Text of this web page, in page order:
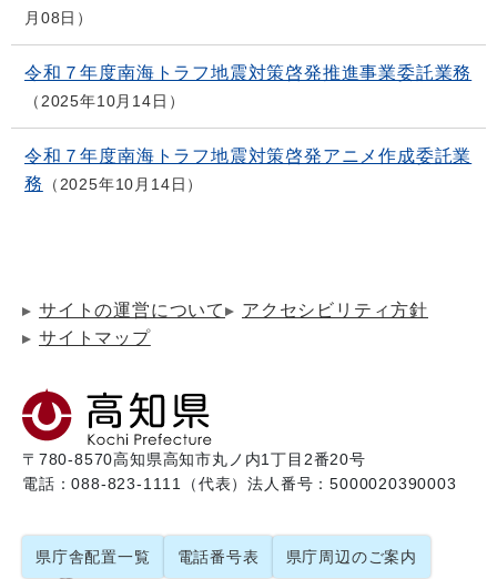
月08日
令和７年度南海トラフ地震対策啓発推進事業委託業務
2025年10月14日
令和７年度南海トラフ地震対策啓発アニメ作成委託業
務
2025年10月14日
サイトの運営について
アクセシビリティ方針
サイトマップ
〒780-8570高知県高知市丸ノ内1丁目2番20号
電話：088-823-1111（代表）法人番号：5000020390003
県庁舎配置一覧 電話番号表 県庁周辺のご案内